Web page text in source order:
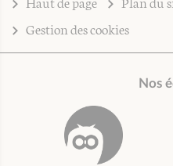
Gestion des cookies
Nos